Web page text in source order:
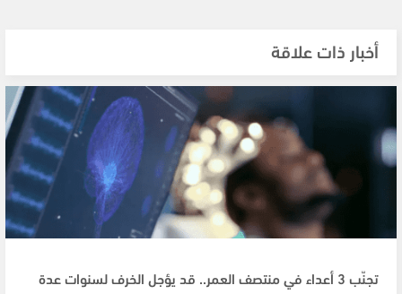
أخبار ذات علاقة
تجنّب 3 أعداء في منتصف العمر.. قد يؤجل الخرف لسنوات عدة